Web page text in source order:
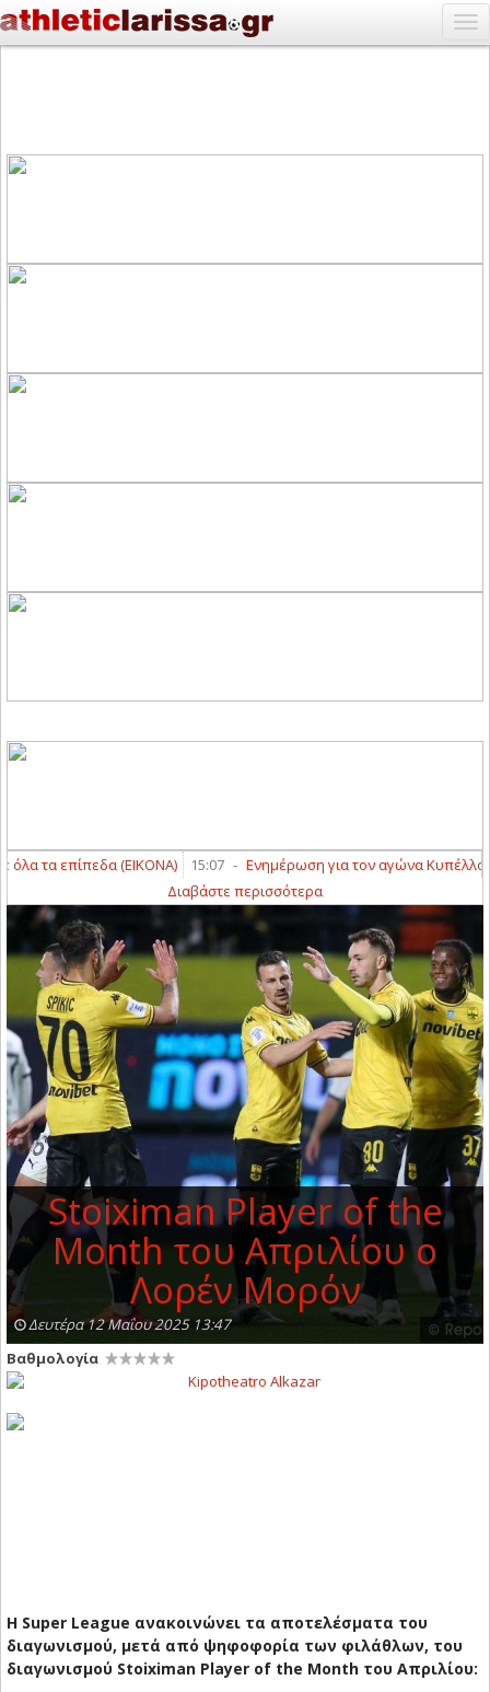
τα επίπεδα (ΕΙΚΟΝΑ) 15:07 - Ενημέρωση για τον αγώνα Κυπέλλου
Διαβάστε περισσότερα
Stoiximan Player of the
Month του Απριλίου ο
Λορέν Μορόν
Δευτέρα 12 Μαΐου 2025 13:47
Βαθμολογία
Η Super League ανακοινώνει τα αποτελέσματα του
διαγωνισμού, μετά από ψηφοφορία των φιλάθλων, του
διαγωνισμού Stoiximan Player of the Month του Απριλίου: